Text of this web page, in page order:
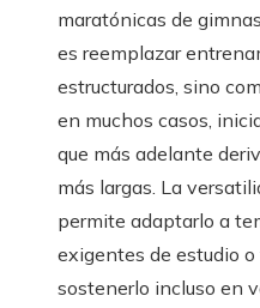
maratónicas de
es reemplazar
estructurados, sino
en muchos casos,
que más adelante
más largas. La
permite adaptarlo a
exigentes de estudio o
sostenerlo incluso en